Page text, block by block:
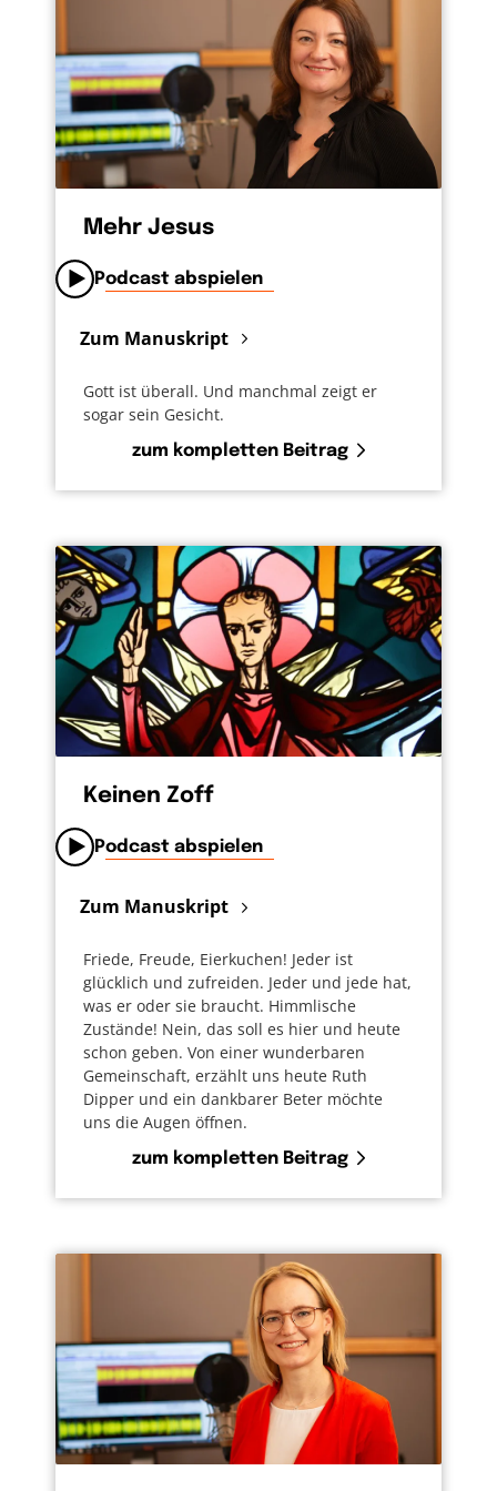
denke ich darüber nach. Und naja…mir fällt da
schon die eine oder andere Situation ein.
Beim nächsten Mal versuche ich es vielleicht
anders. Umkehren ist blöd, ja. Vor allem,
wenn ich zugeben muss, dass ich falsch
gelegen habe. Oder falsch gehandelt habe.
Aber manchmal ist Umkehren eben das einzig
Richtige. Weil es dem Leben dient.
Mehr Jesus
Podcast abspielen
Zum Manuskript
Gott ist überall. Und manchmal zeigt er
sogar sein Gesicht.
zum kompletten Beitrag
Keinen Zoff
Podcast abspielen
Zum Manuskript
Friede, Freude, Eierkuchen! Jeder ist
glücklich und zufreiden. Jeder und jede hat,
was er oder sie braucht. Himmlische
Zustände! Nein, das soll es hier und heute
schon geben. Von einer wunderbaren
Gemeinschaft, erzählt uns heute Ruth
Dipper und ein dankbarer Beter möchte
uns die Augen öffnen.
zum kompletten Beitrag